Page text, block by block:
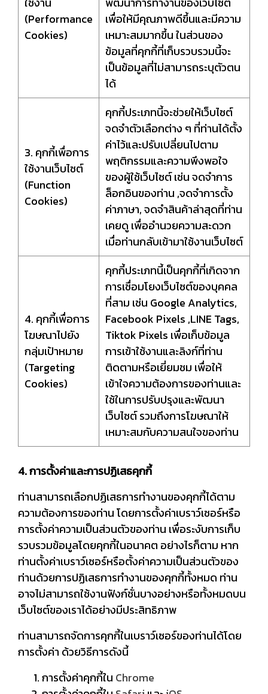
(Performance
Cookies)
เพื่อให้มีคุณภาพดีขึ้นและมีความ
เหมาะสมมากขึ้น ในส่วนของ
ข้อมูลที่คุกกี้ที่เก็บรวบรวมนี้จะ
เป็นข้อมูลที่ไม่สามารถระบุตัวตน
ได้
3. คุกกี้เพื่อการ
ใช้งานเว็บไซต์
(Function
Cookies)
คุกกี้ประเภทนี้จะช่วยให้เว็บไซต์
จดจำตัวเลือกต่าง ๆ ที่ท่านได้ตั้ง
ค่าไว้และปรับเปลี่ยนไปตาม
พฤติกรรมและความพึงพอใจ
ของผู้ใช้เว็บไซต์ เช่น จดจำการ
ล็อกอินของท่าน ,จดจำการตั้ง
ค่าภาษา, จดจำสินค้าล่าสุดที่ท่าน
เคยดู เพื่ออำนวยความสะดวก
เมื่อท่านกลับเข้ามาใช้งานเว็บไซต์
4. คุกกี้เพื่อการ
โฆษณาไปยัง
กลุ่มเป้าหมาย
(Targeting
Cookies)
คุกกี้ประเภทนี้เป็นคุกกี้ที่เกิดจาก
การเชื่อมโยงเว็บไซต์ของบุคคล
ที่สาม เช่น Google Analytics,
Facebook Pixels ,LINE Tags,
Tiktok Pixels เพื่อเก็บข้อมูล
การเข้าใช้งานและลิงก์ที่ท่าน
ติดตามหรือเยี่ยมชม เพื่อให้
เข้าใจความต้องการของท่านและ
ใช้ในการปรับปรุงและพัฒนา
เว็บไซต์ รวมถึงการโฆษณาให้
เหมาะสมกับความสนใจของท่าน
4. การตั้งค่าและการปฏิเสธคุกกี้
ท่านสามารถเลือกปฏิเสธการทำงานของคุกกี้ได้ตาม
ความต้องการของท่าน โดยการตั้งค่าเบราว์เซอร์หรือ
การตั้งค่าความเป็นส่วนตัวของท่าน เพื่อระงับการเก็บ
รวบรวมข้อมูลโดยคุกกี้ในอนาคต อย่างไรก็ตาม หาก
ท่านตั้งค่าเบราว์เซอร์หรือตั้งค่าความเป็นส่วนตัวของ
ท่านด้วยการปฏิเสธการทำงานของคุกกี้ทั้งหมด ท่าน
อาจไม่สามารถใช้งานฟังก์ชั่นบางอย่างหรือทั้งหมดบน
เว็บไซต์ของเราได้อย่างมีประสิทธิภาพ
ท่านสามารถจัดการคุกกี้ในเบราว์เซอร์ของท่านได้โดย
การตั้งค่า ด้วยวิธีการดังนี้
การตั้งค่าคุกกี้ใน Chrome